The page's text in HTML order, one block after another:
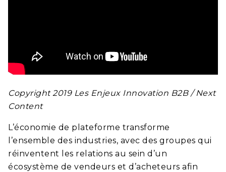
Copyright 2019 Les Enjeux Innovation B2B / Next
Content
L’économie de plateforme transforme
l’ensemble des industries, avec des groupes qui
réinventent les relations au sein d’un
écosystème de vendeurs et d’acheteurs afin